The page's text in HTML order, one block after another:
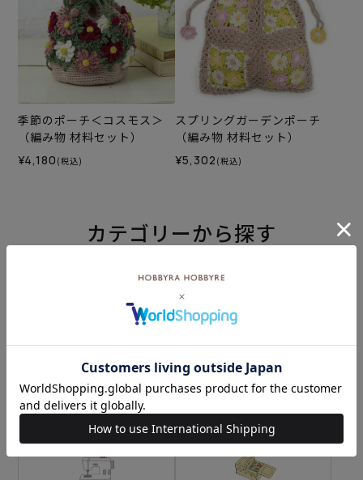
季節のポーチ＜コスモス＞
（編み物 材料セット）
¥4,180 (税込)
スプリングガーデンポーチ
（編み物 材料セット）
¥5,302 (税込)
カテゴリーから探す
刺し子 編み物